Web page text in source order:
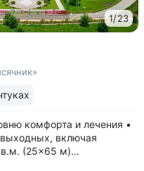
1/23
комфорта и лечения •
включая
(25×65 м)